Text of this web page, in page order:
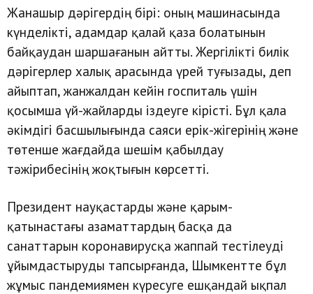
Жанашыр дәрігердің бірі: оның машинасында
күнделікті, адамдар қалай қаза болатынын
байқаудан шаршағанын айтты. Жергілікті билік
дәрігерлер халық арасында үрей туғызады, деп
айыптап, жанжалдан кейін госпиталь үшін
қосымша үй-жайларды іздеуге кірісті. Бұл қала
әкімдігі басшылығында саяси ерік-жігерінің және
төтенше жағдайда шешім қабылдау
тәжірибесінің жоқтығын көрсетті.
Президент науқастарды және қарым-
қатынастағы азаматтардың басқа да
санаттарын коронавирусқа жаппай тестілеуді
ұйымдастыруды тапсырғанда, Шымкентте бұл
жұмыс пандемиямен күресуге ешқандай ықпал